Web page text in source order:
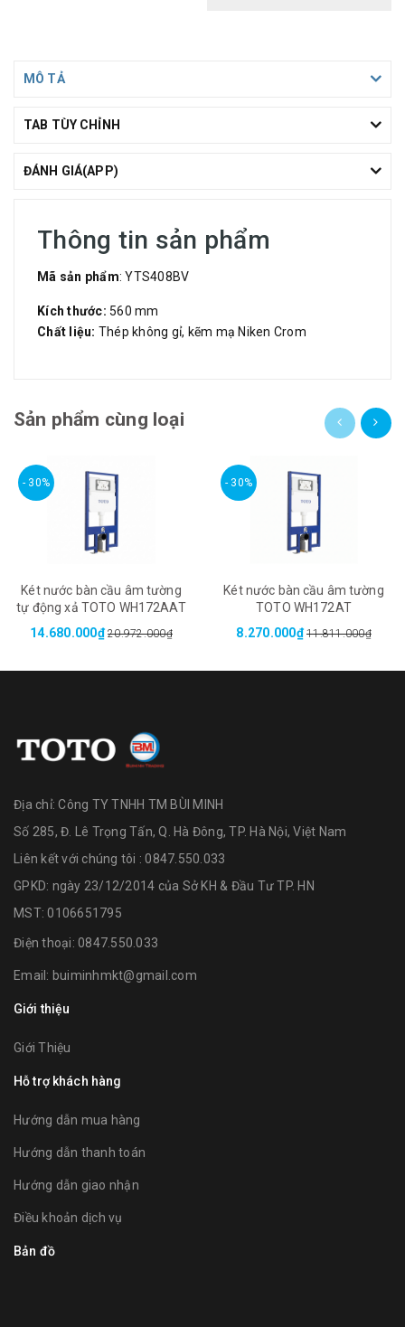
MÔ TẢ
TAB TÙY CHỈNH
ĐÁNH GIÁ(APP)
Thông tin sản phẩm
Mã sản phẩm: YTS408BV
Kích thước: 560 mm
Chất liệu: Thép không gỉ, kẽm mạ Niken Crom
Sản phẩm cùng loại
- 30%
Két nước bàn cầu âm tường
tự động xả TOTO WH172AAT
14.680.000₫ 20.972.000₫
- 30%
Két nước bàn cầu âm tường
TOTO WH172AT
8.270.000₫ 11.811.000₫
Địa chỉ:Công TY TNHH TM BÙI MINH
Số 285, Đ. Lê Trọng Tấn, Q. Hà Đông, TP. Hà Nội, Việt Nam
Liên kết với chúng tôi : 0847.550.033
GPKD: ngày 23/12/2014 của Sở KH & Đầu Tư TP. HN
MST: 0106651795
Điện thoại: 0847.550.033
Email: buiminhmkt@gmail.com
Giới thiệu
Giới Thiệu
Hỗ trợ khách hàng
Hướng dẫn mua hàng
Hướng dẫn thanh toán
Hướng dẫn giao nhận
Điều khoản dịch vụ
Bản đồ